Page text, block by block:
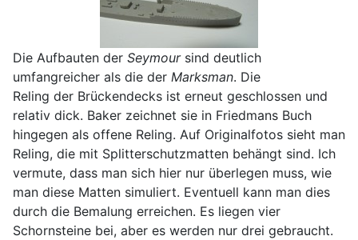
Die Aufbauten der Seymoursind deutlich
umfangreicher als die der Marksman. Die
Reling der Brückendecks ist erneut geschlossen und
relativ dick. Baker zeichnet sie in Friedmans Buch
hingegen als offene Reling. Auf Originalfotos sieht man
Reling, die mit Splitterschutzmatten behängt sind. Ich
vermute, dass man sich hier nur überlegen muss, wie
man diese Matten simuliert. Eventuell kann man dies
durch die Bemalung erreichen. Es liegen vier
Schornsteine bei, aber es werden nur drei gebraucht.